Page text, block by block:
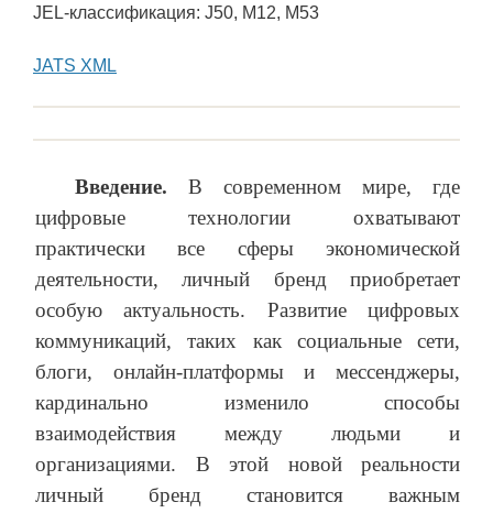
JEL-классификация: J50, M12, M53
JATS XML
Введение. В современном мире, где
цифровые технологии охватывают
практически все сферы экономической
деятельности, личный бренд приобретает
особую актуальность. Развитие цифровых
коммуникаций, таких как социальные сети,
блоги, онлайн-платформы и мессенджеры,
кардинально изменило способы
взаимодействия между людьми и
организациями. В этой новой реальности
личный бренд становится важным